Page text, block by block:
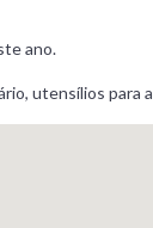
ano.
utensílios para